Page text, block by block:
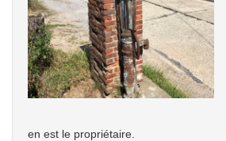
en est le propriétaire.